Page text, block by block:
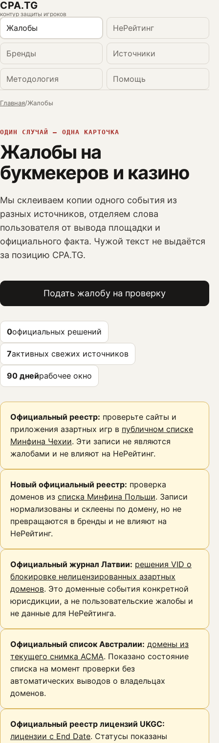
CPA.TG
контур защиты игроков
Жалобы НеРейтинг
Бренды Источники
Методология Помощь
Главная/Жалобы
ОДИН СЛУЧАЙ — ОДНА КАРТОЧКА
Жалобы на
букмекеров и казино
Мы склеиваем копии одного события из
разных источников, отделяем слова
пользователя от вывода площадки и
официального факта. Чужой текст не выдаётся
за позицию CPA.TG.
Подать жалобу на проверку
0официальных решений
7активных свежих источников
90 днейрабочее окно
Официальный реестр: проверьте сайты и
приложения азартных игр в публичном списке
Минфина Чехии. Эти записи не являются
жалобами и не влияют на НеРейтинг.
Новый официальный реестр: проверка
доменов из списка Минфина Польши. Записи
нормализованы и склеены по домену, но не
превращаются в бренды и не влияют на
НеРейтинг.
Официальный журнал Латвии: решения VID о
блокировке нелицензированных азартных
доменов. Это доменные события конкретной
юрисдикции, а не пользовательские жалобы и
не данные для НеРейтинга.
Официальный список Австралии: домены из
текущего снимка ACMA. Показано состояние
списка на момент проверки без
автоматических выводов о владельцах
доменов.
Официальный реестр лицензий UKGC:
лицензии с End Date. Статусы показаны